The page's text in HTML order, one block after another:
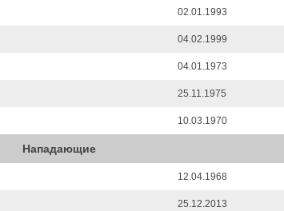
02.01.1993
04.02.1999
04.01.1973
25.11.1975
10.03.1970
Нападающие
12.04.1968
25.12.2013